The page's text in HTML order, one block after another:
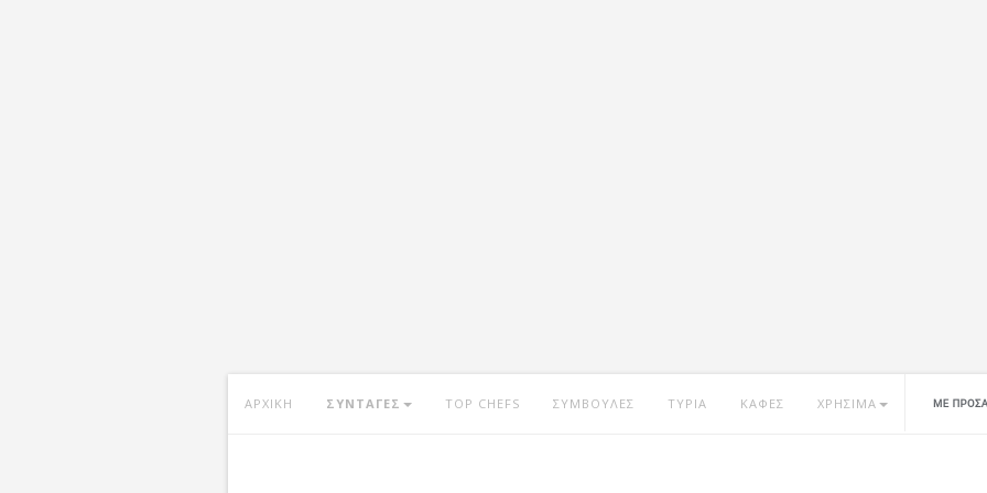
ΑΡΧΙΚΗ ΣΥΝΤΑΓΕΣ TOP CHEFS ΣΥΜΒΟΥΛΕΣ ΤΥΡΙΑ ΚΑΦΕΣ ΧΡΗΣΙΜΑ